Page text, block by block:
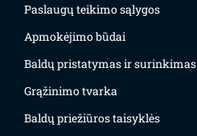
Paslaugų teikimo sąlygos
Apmokėjimo būdai
Baldų pristatymas ir surinkimas
Grąžinimo tvarka
Baldų priežiūros taisyklės